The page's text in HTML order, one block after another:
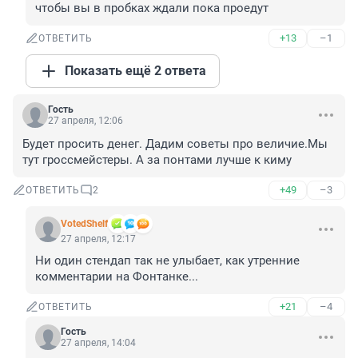
чтобы вы в пробках ждали пока проедут
ОТВЕТИТЬ +13 –1
Показать ещё 2 ответа
Гость
27 апреля, 12:06
Будет просить денег. Дадим советы про величие.Мы
тут гроссмейстеры. А за понтами лучше к киму
ОТВЕТИТЬ 2 +49 –3
VotedShelf
27 апреля, 12:17
Ни один стендап так не улыбает, как утренние
комментарии на Фонтанке...
ОТВЕТИТЬ +21 –4
Гость
27 апреля, 14:04